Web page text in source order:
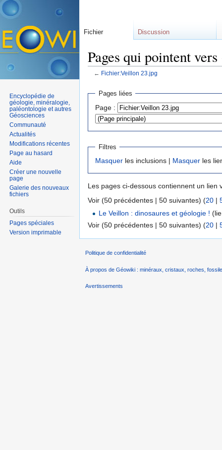
Pages qui pointent
← Fichier:Veillon 23.jpg
Pages liées
Page :
Filtres
Masquer les inclusions | Masquer les
Les pages ci-dessous contiennent un lien
Voir (50 précédentes | 50 suivantes) (20 |
Le Veillon : dinosaures et géologie !
Voir (50 précédentes | 50 suivantes) (20 |
Fichier Discussion
Encyclopédie de
géologie, minéralogie,
paléontologie et autres
Géosciences
Communauté
Actualités
Modifications récentes
Page au hasard
Aide
Créer une nouvelle
page
Galerie des nouveaux
fichiers
Outils
Pages spéciales
Version imprimable
Politique de confidentialité
À propos de Géowiki : minéraux, cristaux, roches,
Avertissements